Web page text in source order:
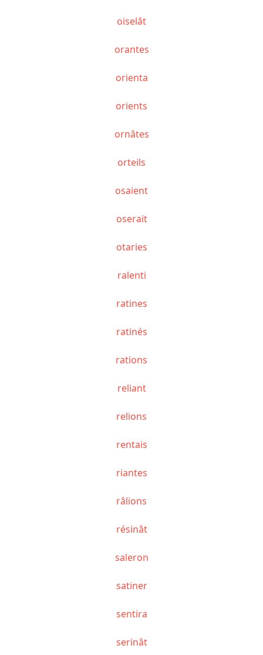
oiselât
orantes
orienta
orients
ornâtes
orteils
osaient
oserait
otaries
ralenti
ratines
ratinés
rations
reliant
relions
rentais
riantes
râlions
résinât
saleron
satiner
sentira
serinât